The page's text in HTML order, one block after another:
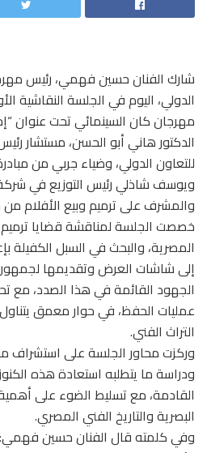
شارك الفنان حسين فهمي، رئيس
الدولي، اليوم في الجلسة النقاشية
مهرجان كان السينمائي تحت عنوان
الدكتور هاني أبو الحسن، مستشار
للتعاون الدولي، وضياء جربي من
ويوسف شاذلي رئيس التوزيع في
والمشرف على ترميم وبيع الأفلام من
خصصت الجلسة لمناقشة قضايا
المصرية، والبحث في السبل الكفيلة
إلى شاشات العرض وتقديمها
الجهود القائمة في هذا الصدد، مع
عمليات الحفظ، في حوار معمق يتناول
التراث الفني.
وركزت محاور الجلسة على استشراف
ودراسة ما يتطلبه استعادة هذه
القادمة، مع تسليط الضوء على
البصرية والتاريخ الفني المصري.
وفي كلمته قال الفنان حسين فهمي: